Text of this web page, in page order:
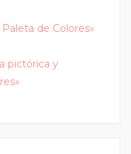
de Colores»
pictórica y